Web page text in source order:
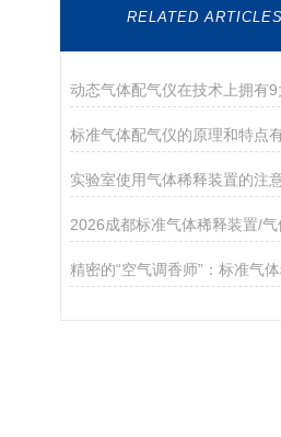
RELATED ARTICLES
动态气体配气仪在技术上拥有9